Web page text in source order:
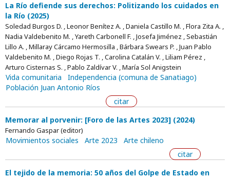
La Río defiende sus derechos: Politizando los cuidados en
la Río (2025)
Soledad Burgos D. , Leonor Benítez A. , Daniela Castillo M. , Flora Zita A. ,
Nadia Valdebenito M. , Yareth Carbonell F. , Josefa Jiménez , Sebastián
Lillo A. , Millaray Cárcamo Hermosilla , Bárbara Swears P. , Juan Pablo
Valdebenito M. , Diego Rojas T. , Carolina Catalán V. , Liliam Pérez ,
Arturo Cisternas S. , Pablo Zaldívar V. , María Sol Anigstein
Vida comunitaria
Independencia (comuna de Sanatiago)
Población Juan Antonio Ríos
citar
Memorar al porvenir: [Foro de las Artes 2023] (2024)
Fernando Gaspar (editor)
Movimientos sociales Arte 2023
Arte chileno
citar
El tejido de la memoria: 50 años del Golpe de Estado en